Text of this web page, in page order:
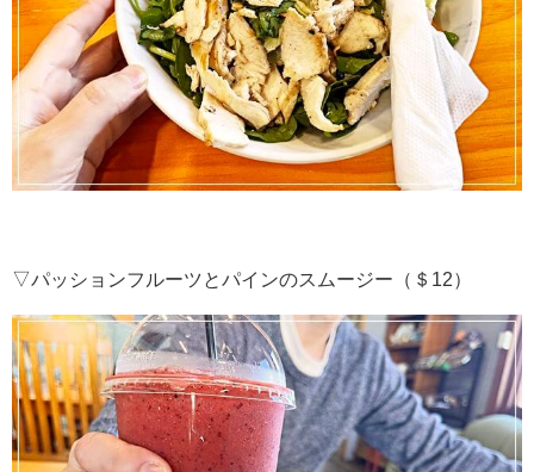
▽パッションフルーツとパインのスムージー（＄12）